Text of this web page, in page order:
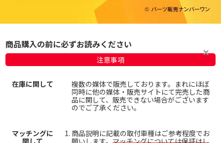
商品購入の前に必ずお読みください
注意事項
在庫に関して
複数の媒体で販売しております。まれにほぼ
同時に他の媒体・販売サイトにて完売した商
品に関して、販売できない場合がございます
のでご了承ください。
マッチングに
関して
商品説明に記載の取付車種はご参考程度でお
願いします。 マッチングについては保証はし